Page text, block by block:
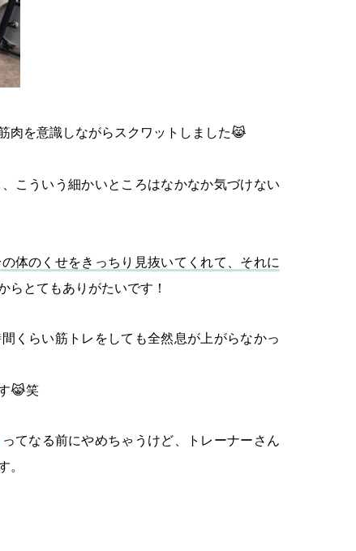
肉を意識しながらスクワットしました😹
こういう細かいところはなかなか気づけない
体のくせをきっちり見抜いてくれて、それに
らとてもありがたいです！
くらい筋トレをしても全然息が上がらなかっ
😹笑
ってなる前にやめちゃうけど、トレーナーさん
。